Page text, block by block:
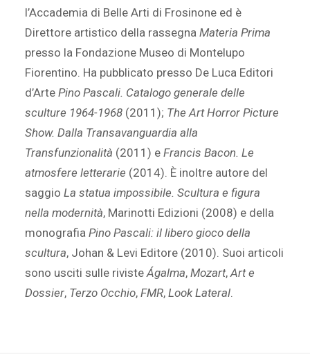
l’Accademia di Belle Arti di Frosinone ed è
Direttore artistico della rassegna Materia Prima
presso la Fondazione Museo di Montelupo
Fiorentino. Ha pubblicato presso De Luca Editori
d’Arte Pino Pascali. Catalogo generale delle
sculture 1964-1968 (2011); The Art Horror Picture
Show. Dalla Transavanguardia alla
Transfunzionalità (2011) e Francis Bacon. Le
atmosfere letterarie (2014). È inoltre autore del
saggio La statua impossibile. Scultura e figura
nella modernità, Marinotti Edizioni (2008) e della
monografia Pino Pascali: il libero gioco della
scultura, Johan & Levi Editore (2010). Suoi articoli
sono usciti sulle rivisteÁgalma, Mozart,Art e
Dossier, Terzo Occhio, FMR, Look Lateral.